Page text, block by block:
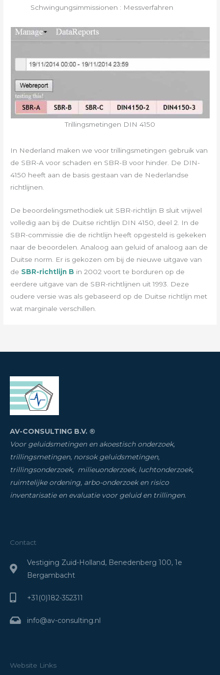
Schwingungsimmissionen : Messverfahren
Trillingsmetingen DIN 4150
In Nederland maken we voor trillingsmetingen gebruik van
de SBR-A voor schaden en SBR-B voor hinder. De DIN-
4150 heeft aan de basis gestaan van de Nederlandse
richtlijnen.
De beoordelingsmethodiek uit SBR-richtlijn B sluit vrijwel
volledig aan bij de Duitse richtlijn DIN 4150, deel 2. In de
SBR-commissie die de richtlijn heeft opgesteld is gekeken
naar de beoordelen. Analoog aan geluid of analoog aan de
Duitse norm. Er is gekozen om bij de nieuwe uitgave van
de SBR-richtlijn B in 2002 voort te borduren op de
eerdere uitgave van de SBR-richtlijnen uit 1993. Deze
oudere versie was als gebaseerd op de Duitse richtlijn met
wat marginale verschillen.
AV-CONSULTING B.V. ®
Voor geluidsmetingen en akoestisch onderzoek,
trillingsmetingen, norsok geluidsmetingen,
trillingsonderzoek, milieuonderzoek, luchtonderzoek,
ruimtelijke ordening, arbo-onderzoek en risico
inventarisatie en evaluatie voor geluid en trillingen.
Contact
Vestiging Zuid-Holland, Benedenberg 100, 1e
Bergambacht
+31(0)182-352311
info@av-consulting.nl
Website Links